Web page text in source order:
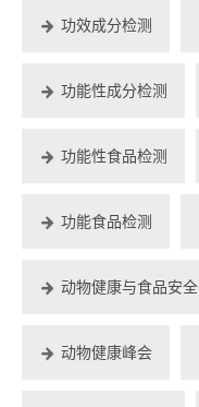
功效成分检测
功能性成分检测
功能性食品检测
功能食品检测
动物健康与食品安全
动物健康峰会